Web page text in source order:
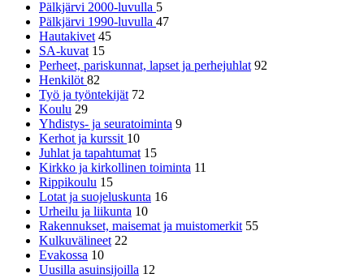
Pälkjärvi 2000-luvulla 5
Pälkjärvi 1990-luvulla 47
Hautakivet 45
SA-kuvat 15
Perheet, pariskunnat, lapset ja perhejuhlat 92
Henkilöt82
Työ ja työntekijät 72
Koulu 29
Yhdistys- ja seuratoiminta 9
Kerhot ja kurssit 10
Juhlat ja tapahtumat 15
Kirkko ja kirkollinen toiminta 11
Rippikoulu 15
Lotat ja suojeluskunta 16
Urheilu ja liikunta 10
Rakennukset, maisemat ja muistomerkit 55
Kulkuvälineet 22
Evakossa 10
Uusilla asuinsijoilla 12